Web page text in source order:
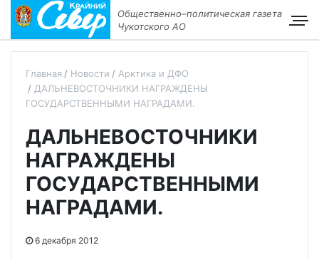
Общественно–политическая газета
Чукотского АО
Главная Новости
Арктика и ДФО
ДАЛЬНЕВОСТОЧНИКИ НАГРАЖДЕНЫ
ГОСУДАРСТВЕННЫМИ НАГРАДАМИ.
ДАЛЬНЕВОСТОЧНИКИ
НАГРАЖДЕНЫ
ГОСУДАРСТВЕННЫМИ
НАГРАДАМИ.
6 декабря 2012